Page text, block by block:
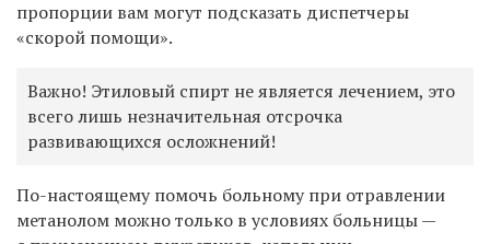
пропорции вам могут подсказать диспетчеры
«скорой помощи».
Важно! Этиловый спирт не является лечением, это
всего лишь незначительная отсрочка
развивающихся осложнений!
По-настоящему помочь больному при отравлении
метанолом можно только в условиях больницы —